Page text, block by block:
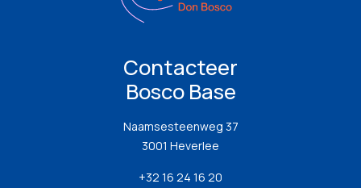
Contacteer
Bosco Base
Naamsesteenweg 37
3001 Heverlee
+32 16 24 16 20